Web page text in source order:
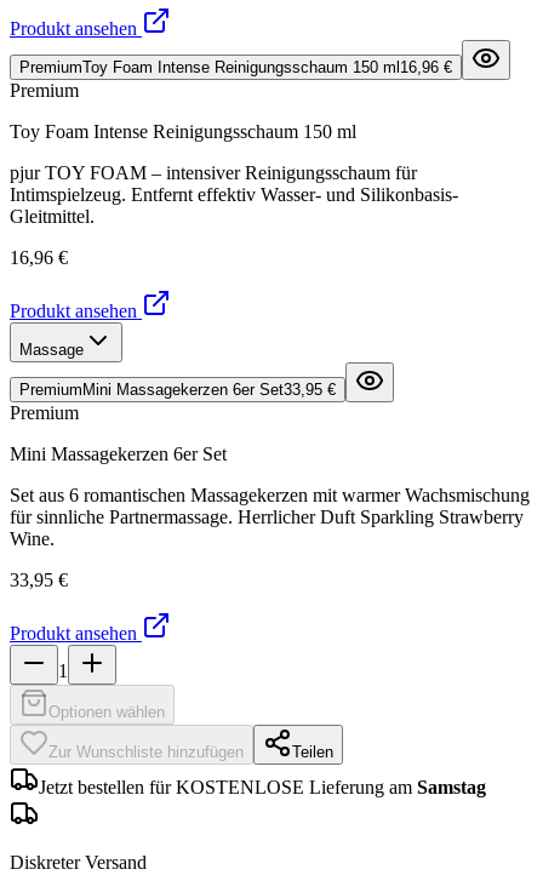
Produkt ansehen
PremiumToy Foam Intense Reinigungsschaum 150 ml 16,96 €
Premium
Toy Foam Intense Reinigungsschaum 150 ml
pjur TOY FOAM – intensiver Reinigungsschaum für
Intimspielzeug. Entfernt effektiv Wasser- und Silikonbasis-
Gleitmittel.
16,96 €
Produkt ansehen
Massage
Premium Mini Massagekerzen 6er Set33,95 €
Premium
Mini Massagekerzen 6er Set
Set aus 6 romantischen Massagekerzen mit warmer Wachsmischung
für sinnliche Partnermassage. Herrlicher Duft Sparkling Strawberry
Wine.
33,95 €
Produkt ansehen
1
Optionen wählen
Zur Wunschliste hinzufügen Teilen
Jetzt bestellen für KOSTENLOSE Lieferung am Samstag
Diskreter Versand